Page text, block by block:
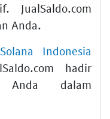
JualSaldo.com
Anda.
Indonesia
hadir
Anda dalam